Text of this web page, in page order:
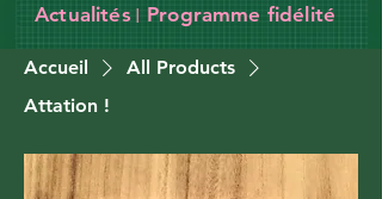
Programme fidélité
Actualités I
Accueil
All Products
Attation !